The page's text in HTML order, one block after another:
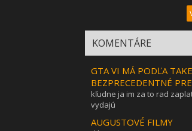
KOMENTÁRE
GTA VI MÁ PODĽA
BEZPRECEDENTNÉ
kľudne ja im za to rad
vydajú
AUGUSTOVÉ FILMY